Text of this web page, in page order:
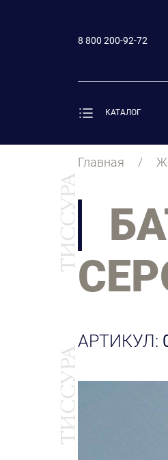
8 800 200-92-72
КАТАЛОГ
Главная
АРТИКУЛ: